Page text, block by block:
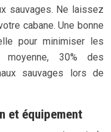
sauvages. Ne laissez
cabane. Une bonne
pour minimiser les
30% des
sauvages lors de
et équipement